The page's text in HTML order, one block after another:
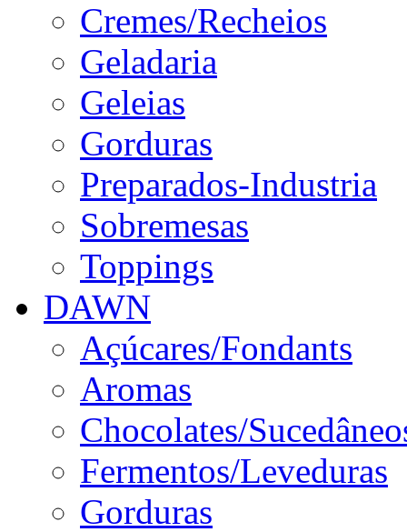
Cremes/Recheios
Geladaria
Geleias
Gorduras
Preparados-Industria
Sobremesas
Toppings
DAWN
Açúcares/Fondants
Aromas
Chocolates/
Fermentos/Leveduras
Gorduras